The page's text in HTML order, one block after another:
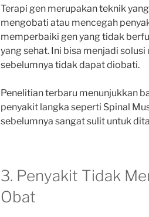
Terapi gen merupakan teknik
mengobati atau mencegah
memperbaiki gen yang tidak
yang sehat. Ini bisa menjadi
sebelumnya tidak dapat diobati.
Penelitian terbaru menunjukkan
penyakit langka seperti Spinal
sebelumnya sangat sulit untuk
3. Penyakit Tidak
Obat